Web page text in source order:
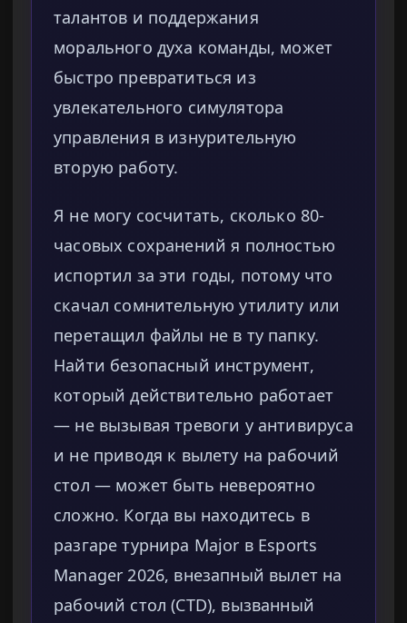
талантов и поддержания
морального духа команды, может
быстро превратиться из
увлекательного симулятора
управления в изнурительную
вторую работу.
Я не могу сосчитать, сколько 80-
часовых сохранений я полностью
испортил за эти годы, потому что
скачал сомнительную утилиту или
перетащил файлы не в ту папку.
Найти безопасный инструмент,
который действительно работает
— не вызывая тревоги у антивируса
и не приводя к вылету на рабочий
стол — может быть невероятно
сложно. Когда вы находитесь в
разгаре турнира Major в Esports
Manager 2026, внезапный вылет на
рабочий стол (CTD), вызванный